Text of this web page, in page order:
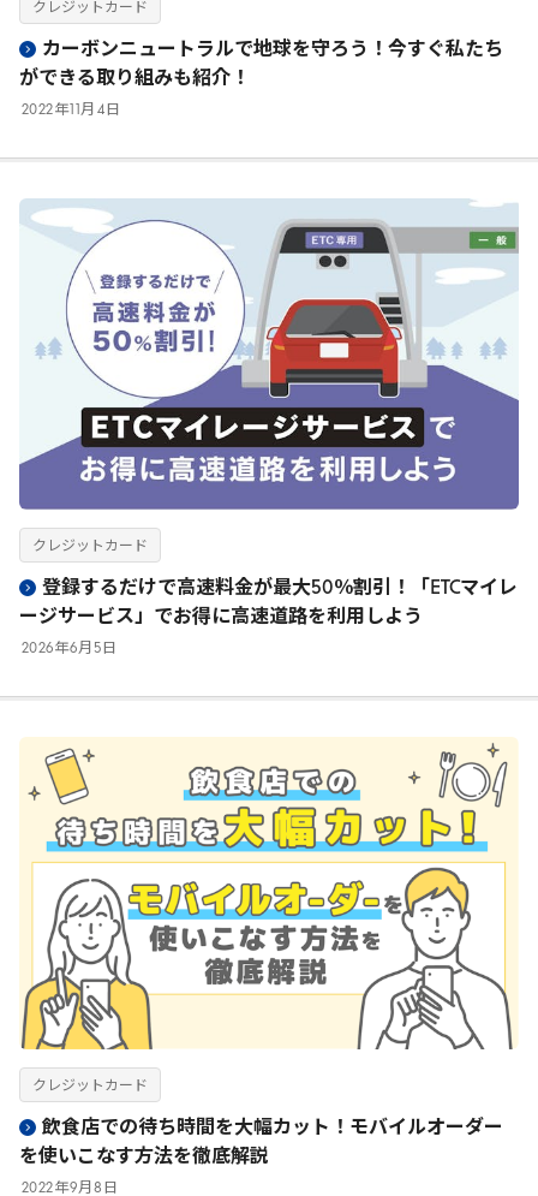
カーボンニュートラルで地球を守ろう！今すぐ私たち
ができる取り組みも紹介！
2022年 月 4 日
クレジットカード
登録するだけで高速料金が最大50％割引！「ETCマイレ
ージサービス」でお得に高速道路を利用しよう
2026年6月 5 日
クレジットカード
飲食店での待ち時間を大幅カット！モバイルオーダー
を使いこなす方法を徹底解説
2022年9月 8 日
クレジットカード